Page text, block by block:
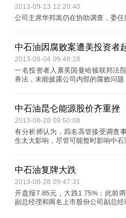
2013-09-13 12:20:40
公司主席华邦嵩仍在协助调查，委
中石油因腐败案遭美投资者
2013-09-04 09:48:28
一名投资者入禀美国曼哈顿联邦法
券法，未能披露公司内部的腐败问题
中石油昆仑能源股价齐重挫
2013-08-28 09:50:08
有分析师认为，四名高管接受调查
生太大影响，尽管可能暂时影响中
中石油复牌大跌
2013-08-28 09:47:31
开盘报7.85元，大跌1.75%；此前
副总经理和两名上市股份公司副总